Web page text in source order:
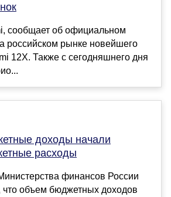
сообщает об официальном
российском рынке новейшего
12X. Также с сегодняшнего дня
доходы начали
расходы
финансов России
объем бюджетных доходов